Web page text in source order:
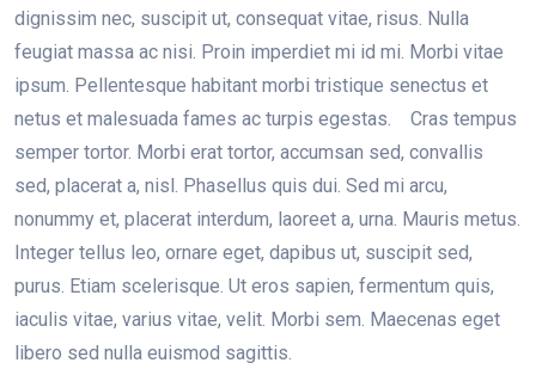
dignissim nec, suscipit ut, consequat vitae, risus. Nulla
feugiat massa ac nisi. Proin imperdiet mi id mi. Morbi vitae
ipsum. Pellentesque habitant morbi tristique senectus et
netus et malesuada fames ac turpis egestas. Cras tempus
semper tortor. Morbi erat tortor, accumsan sed, convallis
sed, placerat a, nisl. Phasellus quis dui. Sed mi arcu,
nonummy et, placerat interdum, laoreet a, urna. Mauris metus.
Integer tellus leo, ornare eget, dapibus ut, suscipit sed,
purus. Etiam scelerisque. Ut eros sapien, fermentum quis,
iaculis vitae, varius vitae, velit. Morbi sem. Maecenas eget
libero sed nulla euismod sagittis.